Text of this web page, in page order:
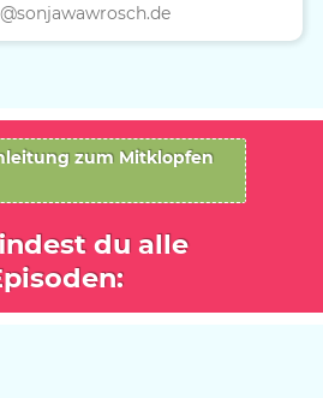
zum Mitklopfen
du alle